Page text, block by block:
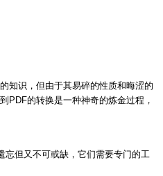
知识，但由于其易碎的性质和晦涩的
的转换是一种神奇的炼金过程，
忘但又不可或缺，它们需要专门的工